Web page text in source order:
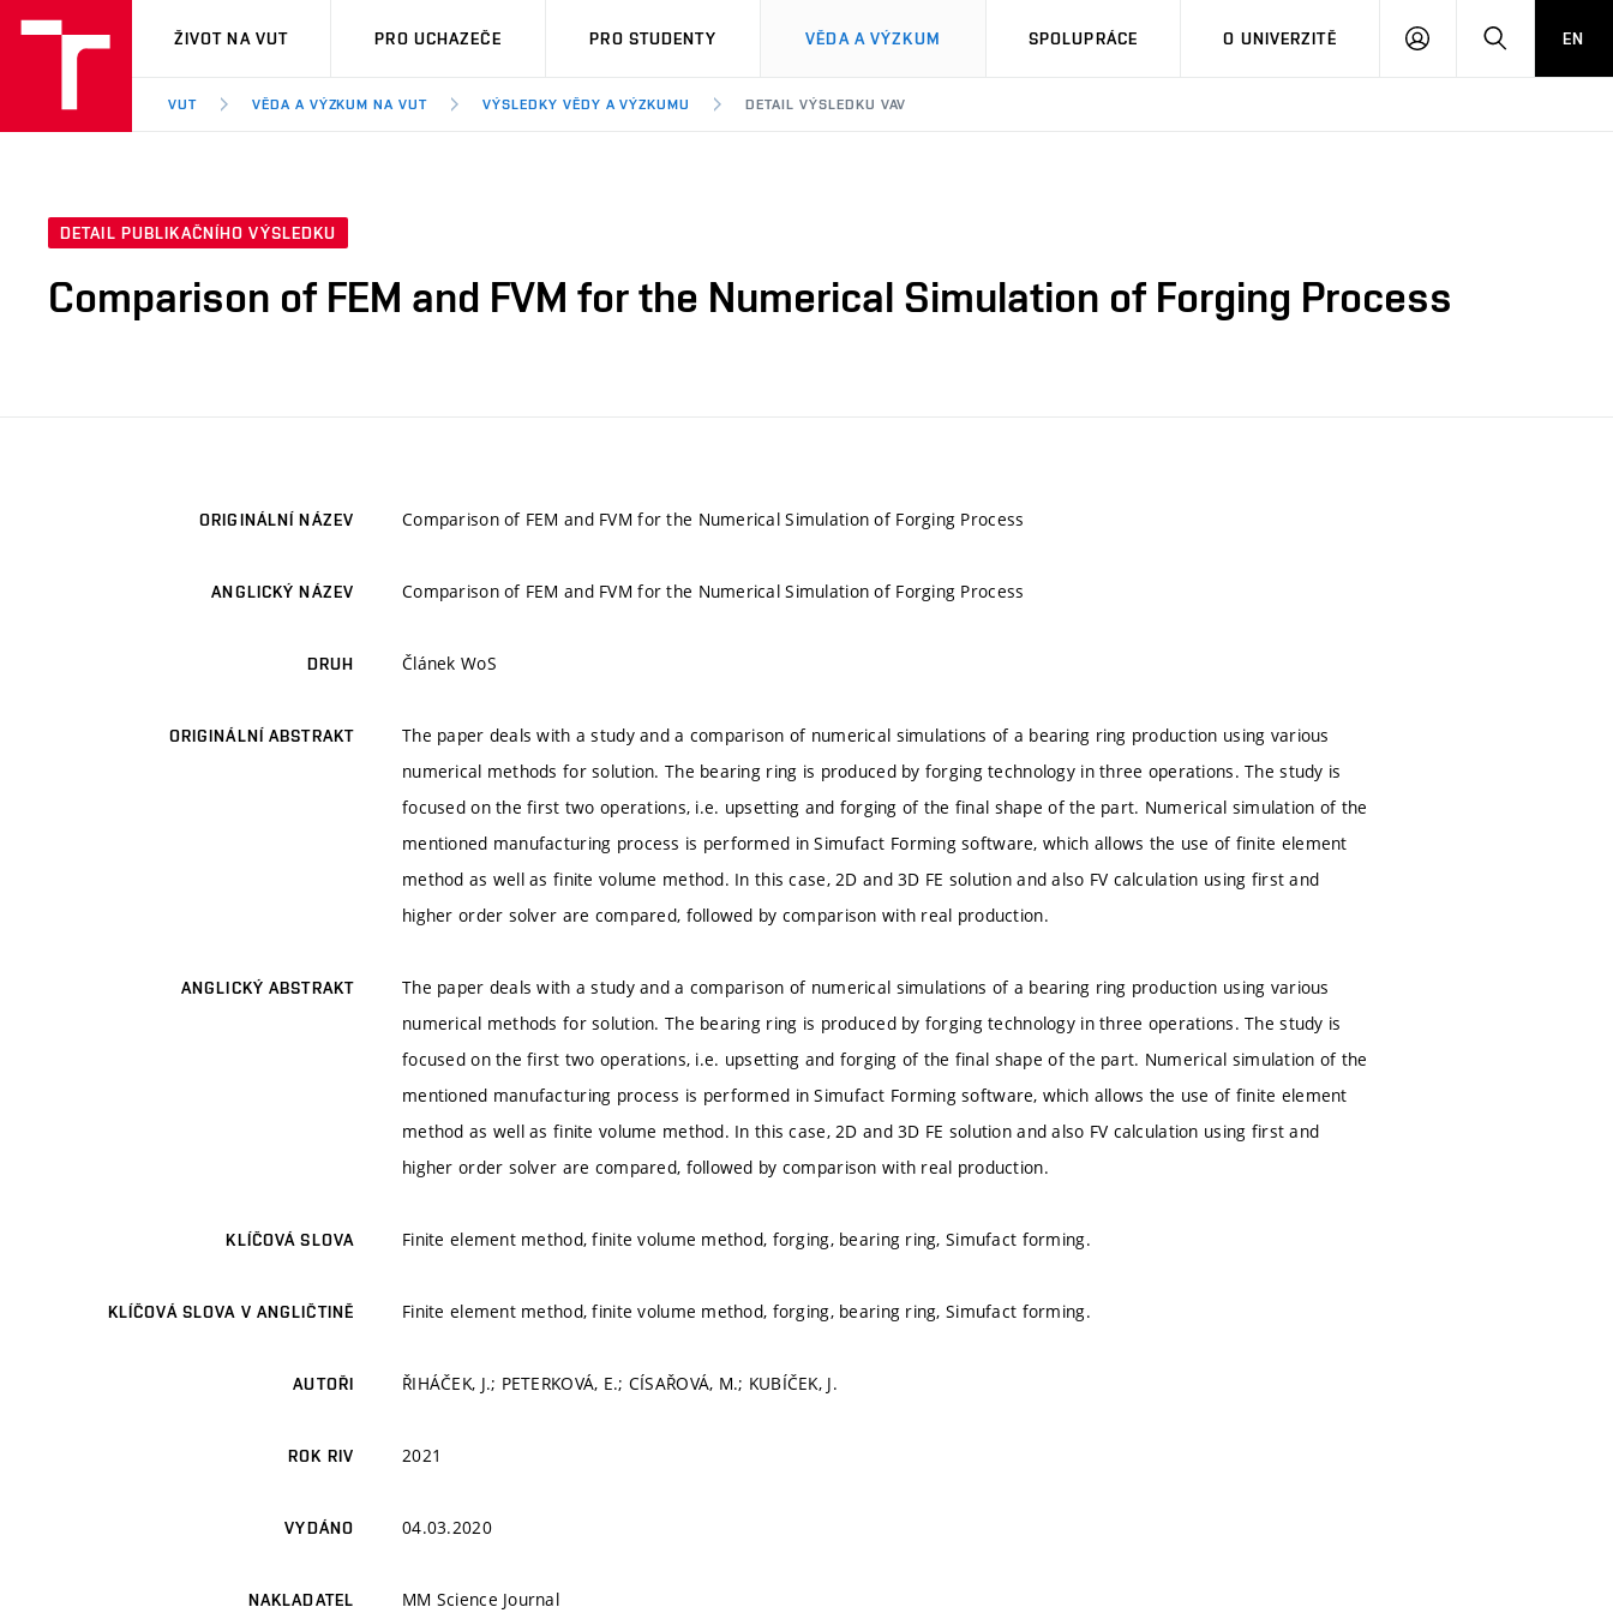
VUT
ŽIVOT NA VUT PRO UCHAZEČE PRO STUDENTY VĚDA A VÝZKUM SPOLUPRÁCE O UNIVERZITĚ
PŘIHLÁSIT HLEDATEN
VUT VĚDA A VÝZKUM NA VUT VÝSLEDKY VĚDY A VÝZKUMU DETAIL VÝSLEDKU VAV
DETAIL PUBLIKAČNÍHO VÝSLEDKU
Comparison of FEM and FVM for the Numerical Simulation of Forging Process
ORIGINÁLNÍ NÁZEV Comparison of FEM and FVM for the Numerical Simulation of Forging Process
ANGLICKÝ NÁZEV Comparison of FEM and FVM for the Numerical Simulation of Forging Process
DRUH Článek WoS
ORIGINÁLNÍ ABSTRAKT
The paper deals with a study and a comparison of numerical simulations of a bearing ring production using various
numerical methods for solution. The bearing ring is produced by forging technology in three operations. The study is
focused on the first two operations, i.e. upsetting and forging of the final shape of the part. Numerical simulation of the
mentioned manufacturing process is performed in Simufact Forming software, which allows the use of finite element
method as well as finite volume method. In this case, 2D and 3D FE solution and also FV calculation using first and
higher order solver are compared, followed by comparison with real production.
ANGLICKÝ ABSTRAKT
The paper deals with a study and a comparison of numerical simulations of a bearing ring production using various
numerical methods for solution. The bearing ring is produced by forging technology in three operations. The study is
focused on the first two operations, i.e. upsetting and forging of the final shape of the part. Numerical simulation of the
mentioned manufacturing process is performed in Simufact Forming software, which allows the use of finite element
method as well as finite volume method. In this case, 2D and 3D FE solution and also FV calculation using first and
higher order solver are compared, followed by comparison with real production.
KLÍČOVÁ SLOVA Finite element method, finite volume method, forging, bearing ring, Simufact forming.
KLÍČOVÁ SLOVA V ANGLIČTINĚ Finite element method, finite volume method, forging, bearing ring, Simufact forming.
AUTOŘI ŘIHÁČEK, J.; PETERKOVÁ, E.; CÍSAŘOVÁ, M.; KUBÍČEK, J.
ROK RIV 2021
VYDÁNO 04.03.2020
NAKLADATEL MM Science Journal